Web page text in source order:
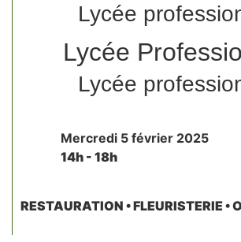
Lycée
Lycée
Lycée
Mercredi 5 février 2025
14h - 18h
RESTAURATION • FLEURISTERIE •